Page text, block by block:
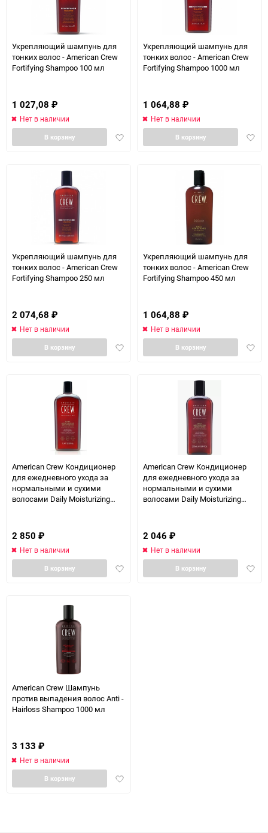
Укрепляющий шампунь для
тонких волос - American Crew
Fortifying Shampoo 100 мл
1 027,08 ₽
Нет в наличии
Добавить
В корзину
Укрепляющий шампунь для
тонких волос - American Crew
Fortifying Shampoo 1000 мл
1 064,88 ₽
Нет в наличии
В корзину
Укрепляющий шампунь для
тонких волос - American Crew
Fortifying Shampoo 250 мл
2 074,68 ₽
Нет в наличии
Добавить
В корзину
Укрепляющий шампунь для
тонких волос - American Crew
Fortifying Shampoo 450 мл
1 064,88 ₽
Нет в наличии
В корзину
American Crew Кондиционер
для ежедневного ухода за
нормальными и сухими
волосами Daily Moisturizing
2 850 ₽
Нет в наличии
Добавить
В корзину
American Crew Кондиционер
для ежедневного ухода за
нормальными и сухими
волосами Daily Moisturizing
2 046 ₽
Нет в наличии
В корзину
American Crew Шампунь
против выпадения волос Anti -
Hairloss Shampoo 1000 мл
3 133 ₽
Нет в наличии
Добавить
В корзину